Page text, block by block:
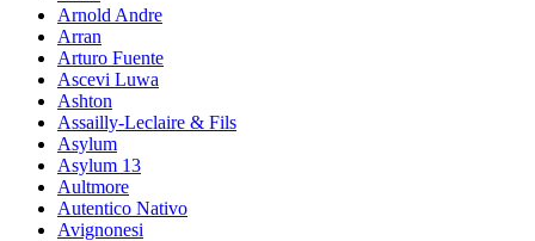
Arnold Andre
Arran
Arturo Fuente
Ascevi Luwa
Ashton
Assailly-Leclaire & Fils
Asylum
Asylum 13
Aultmore
Autentico Nativo
Avignonesi